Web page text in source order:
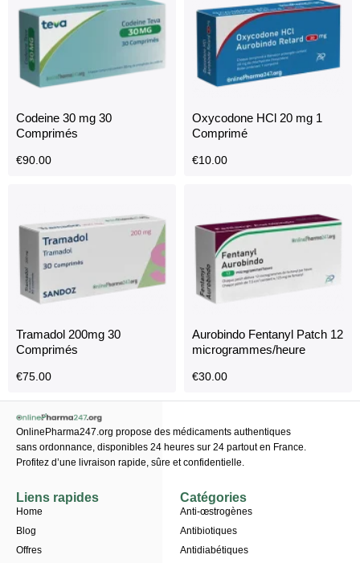
Codeine 30 mg 30
Comprimés
€90.00
Oxycodone HCl 20 mg 1
Comprimé
€10.00
Tramadol 200mg 30
Comprimés
€75.00
Aurobindo Fentanyl Patch 12
microgrammes/heure
€30.00
OnlinePharma247.org propose des médicaments authentiques
sans ordonnance, disponibles 24 heures sur 24 partout en France.
Profitez d’une livraison rapide, sûre et confidentielle.
Catégories
Anti-œstrogènes
Antibiotiques
Antidiabétiques
Liens rapides
Home
Blog
Offres